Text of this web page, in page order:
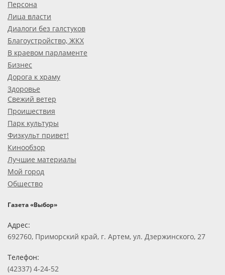
Персона
Лица власти
Диалоги без галстуков
Благоустройство, ЖКХ
В краевом парламенте
Бизнес
Дорога к храму
Здоровье
Свежий ветер
Проишествия
Парк культуры
Физкульт привет!
Кинообзор
Лучшие материалы
Мой город
Общество
Газета «Выбор»
Адрес:
692760, Приморский край, г. Артем, ул. Дзержинского, 27
Телефон:
(42337) 4-24-52